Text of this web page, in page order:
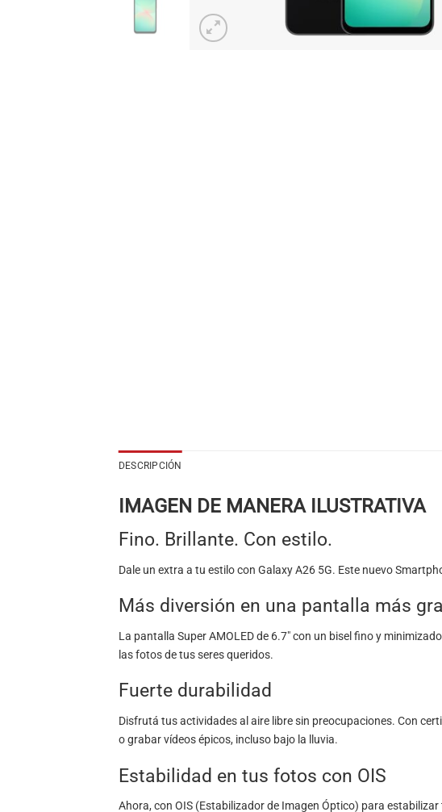
DESCRIPCIÓN
IMAGEN DE MANERA ILUSTRATIVA
Fino. Brillante. Con estilo.
Dale un extra a tu estilo con Galaxy A26 5G. Este nuevo
Más diversión en una pantalla más
La pantalla Super AMOLED de 6.7″ con un bisel fino y
las fotos de tus seres queridos.
Fuerte durabilidad
Disfrutá tus actividades al aire libre sin preocupaciones. Con
o grabar vídeos épicos, incluso bajo la lluvia.
Estabilidad en tus fotos con OIS
Ahora, con OIS (Estabilizador de Imagen Óptico) para